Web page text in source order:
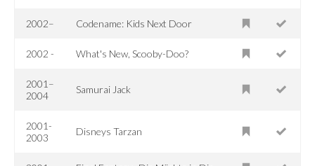
2002– Codename: Kids Next Door
2002 - What's New, Scooby-Doo?
2001–
2004
Samurai Jack
2001-
2003
Disneys Tarzan